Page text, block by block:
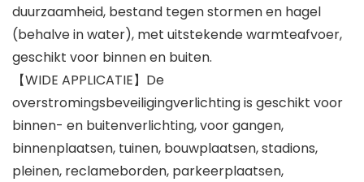
duurzaamheid, bestand tegen stormen en hagel
(behalve in water), met uitstekende warmteafvoer,
geschikt voor binnen en buiten.
【WIDE APPLICATIE】De
overstromingsbeveiligingverlichting is geschikt voor
binnen- en buitenverlichting, voor gangen,
binnenplaatsen, tuinen, bouwplaatsen, stadions,
pleinen, reclameborden, parkeerplaatsen,